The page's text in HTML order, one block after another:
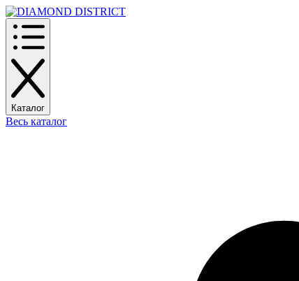
Каталог
Весь каталог